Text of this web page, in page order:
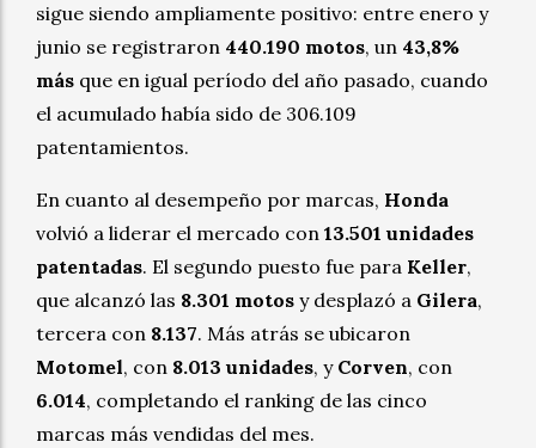
sigue siendo ampliamente positivo: entre enero y
junio se registraron 440.190 motos, un 43,8%
más que en igual período del año pasado, cuando
el acumulado había sido de 306.109
patentamientos.
En cuanto al desempeño por marcas, Honda
volvió a liderar el mercado con 13.501 unidades
patentadas. El segundo puesto fue para Keller,
que alcanzó las 8.301 motos y desplazó a Gilera,
tercera con 8.137. Más atrás se ubicaron
Motomel, con 8.013 unidades, y Corven, con
6.014, completando el ranking de las cinco
marcas más vendidas del mes.